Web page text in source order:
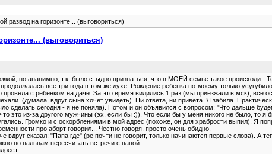
развод на горизонте... (выговориться)
(выговориться)
но ананимно, т.к. было стыдно признаться, что в МОЕЙ семье такое происходит.
все три года в том же духе. Рождение ребенка по-моему только
с ребенком на даче. За это время видились 1 раз (мы приезжали в мск), все
(думала, вдруг сына хочет увидеть). Ни ответа, ни привета. Я забила.
сделать сегодня - я не поняла). Потом и он объявился с вопросом: "Что дальше
это из-за другого мужчины (эх, если бы :)). Что если бы у меня никого не было, то
Громко и с оскорблениями в мой адрес (похоже, он для храбрости выпил). Я
про аборт говорил... Честно говоря, просто очень обидно.
вдруг сказал: "Папа где" (ре почти не говорит, только начинаются первые слова).
по пальцам пересчитать встречи с папой.